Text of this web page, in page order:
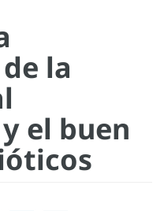
la
el buen